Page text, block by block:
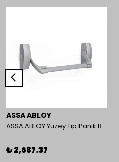
ASSA ABLOY
ASSA ABLOY Yüzey Tip Panik Bar PED 180
₺ 2,687.37